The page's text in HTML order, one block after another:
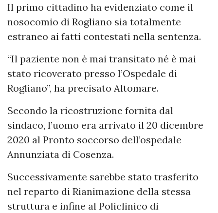
Il primo cittadino ha evidenziato come il
nosocomio di Rogliano sia totalmente
estraneo ai fatti contestati nella sentenza.
“Il paziente non è mai transitato né è mai
stato ricoverato presso l’Ospedale di
Rogliano”, ha precisato Altomare.
Secondo la ricostruzione fornita dal
sindaco, l’uomo era arrivato il 20 dicembre
2020 al Pronto soccorso dell’ospedale
Annunziata di Cosenza.
Successivamente sarebbe stato trasferito
nel reparto di Rianimazione della stessa
struttura e infine al Policlinico di